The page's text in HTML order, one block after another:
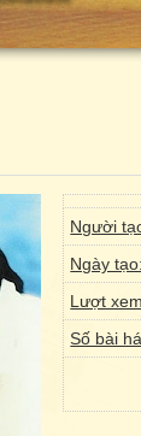
Người
Ngày tạo:
Lượt
Số bài